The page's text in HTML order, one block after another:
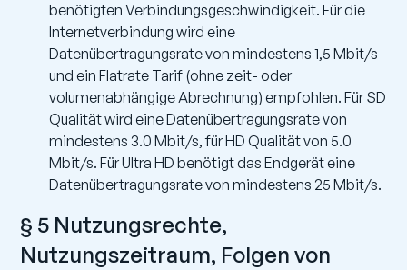
benötigten Verbindungsgeschwindigkeit. Für die
Internetverbindung wird eine
Datenübertragungsrate von mindestens 1,5 Mbit/s
und ein Flatrate Tarif (ohne zeit- oder
volumenabhängige Abrechnung) empfohlen. Für SD
Qualität wird eine Datenübertragungsrate von
mindestens 3.0 Mbit/s, für HD Qualität von 5.0
Mbit/s. Für Ultra HD benötigt das Endgerät eine
Datenübertragungsrate von mindestens 25 Mbit/s.
§ 5 Nutzungsrechte,
Nutzungszeitraum, Folgen von